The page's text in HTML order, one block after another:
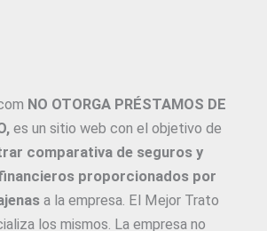
NO OTORGA PRÉSTAMOS DE
es un sitio web con el objetivo de
comparativa de seguros y
proporcionados por
a la empresa. El Mejor Trato
los mismos. La empresa no